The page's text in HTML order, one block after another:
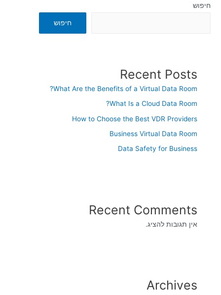
חיפוש
חיפוש
Recent Posts
What Are the Benefits of a Virtual Data Room?
What Is a Cloud Data Room?
How to Choose the Best VDR Providers
Business Virtual Data Room
Data Safety for Business
Recent Comments
אין תגובות להציג.
Archives